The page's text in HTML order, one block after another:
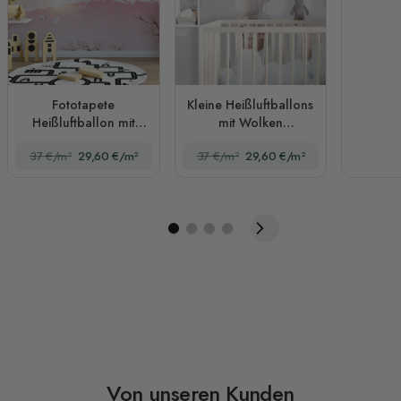
Fototapete
Heißluftballon mit
37 €/m² 29,60 €/m²
Kleine Heißluftballons
mit Wolken
37 €/m² 29,60 €/m²
Von unseren Kunden